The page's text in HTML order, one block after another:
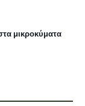
μικροκύματα